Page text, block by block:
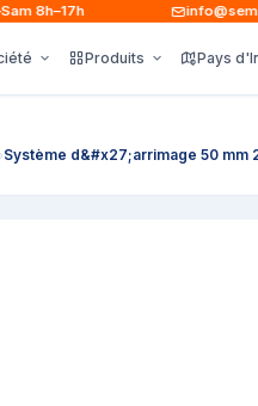
8h–17h
Produits Pays
›Système d&#x27;arrimage 50 mm